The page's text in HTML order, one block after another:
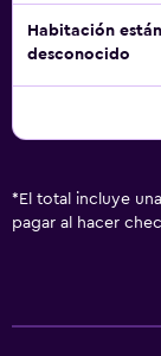
Habitación
desconocido
* El total incluye
pagar al hacer